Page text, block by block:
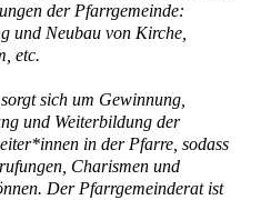
der Pfarrgemeinde:
und Neubau von Kirche,
etc.
sich um Gewinnung,
und Weiterbildung der
in der Pfarre, sodass
Charismen und
Der Pfarrgemeinderat ist